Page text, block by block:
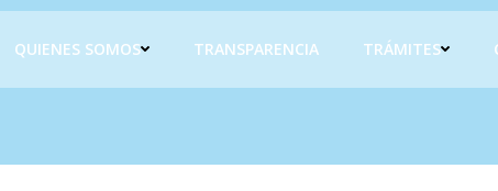
QUIENES SOMOS TRANSPARENCIA TRÁMITES